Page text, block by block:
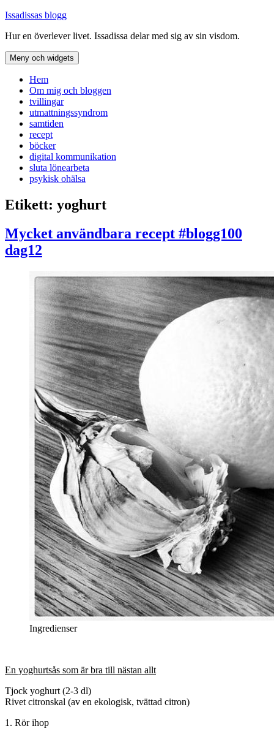
Hoppa
innehåll
Issadissas blogg
Hur en överlever livet. Issadissa delar med sig av sin visdom.
Meny och widgets
Hem
Om mig och bloggen
tvillingar
utmattningssyndrom
samtiden
recept
böcker
digital kommunikation
sluta lönearbeta
psykisk ohälsa
Etikett: yoghurt
Mycket användbara recept #blogg100
dag12
Ingredienser
En yoghurtsås som är bra till nästan allt
Tjock yoghurt (2-3 dl)
Rivet citronskal (av en ekologisk, tvättad citron)
1. Rör ihop